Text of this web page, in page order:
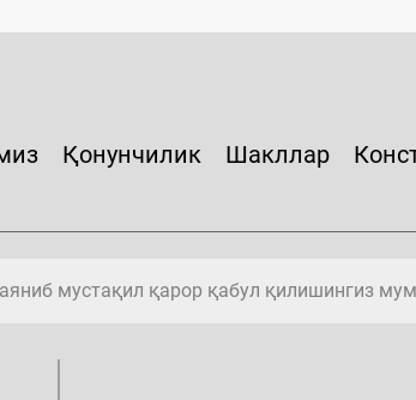
Қонунчилик Шакллар
мустақил қарор қабул қилишингиз